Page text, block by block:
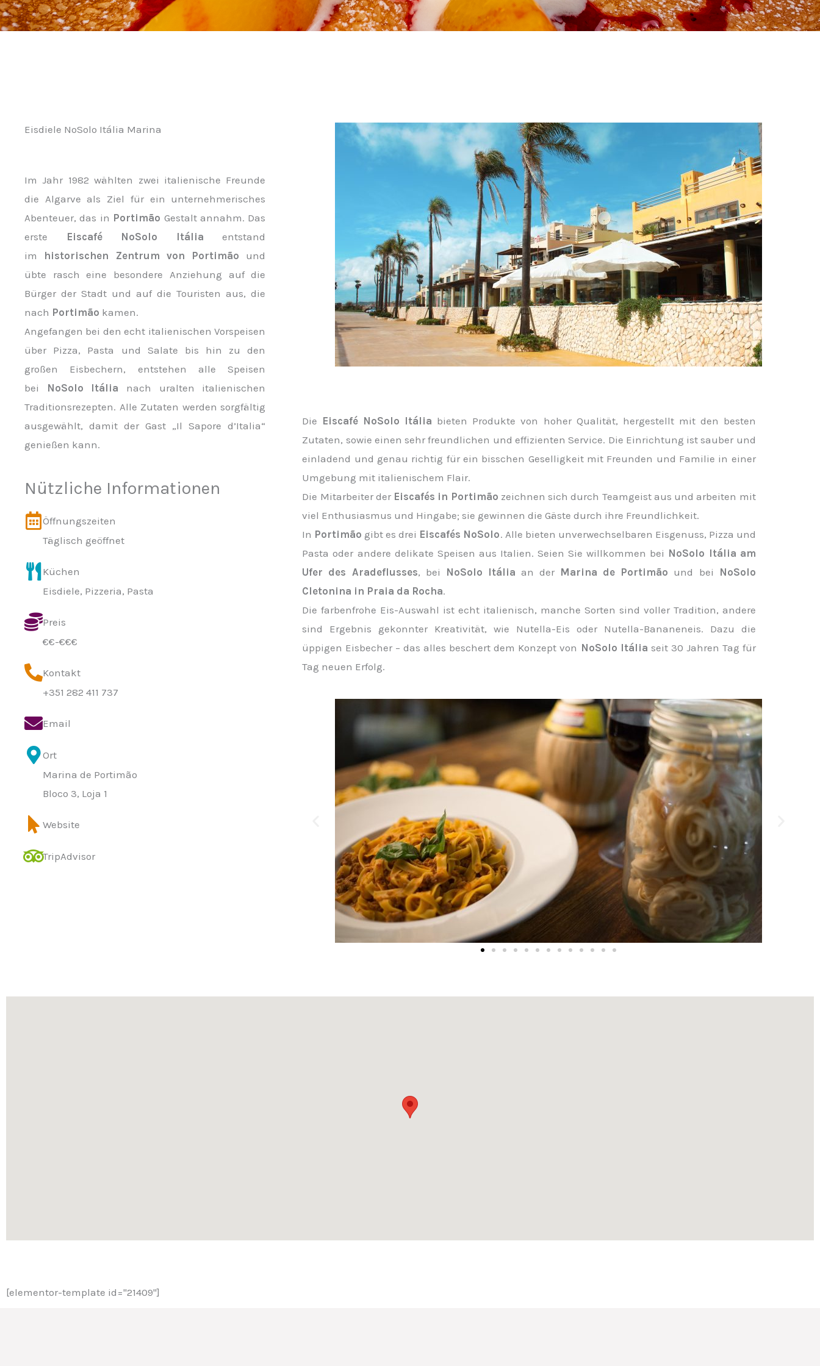
Eisdiele NoSolo Itália Marina
Im Jahr 1982 wählten zwei italienische Freunde
die Algarve als Ziel für ein unternehmerisches
Abenteuer, das in Portimão Gestalt annahm. Das
erste
Eiscafé NoSolo Itália entstand
im historischen Zentrum von Portimão und
übte rasch eine besondere Anziehung auf die
Bürger der Stadt und auf die Touristen aus, die
nach Portimão kamen.
Angefangen bei den echt italienischen Vorspeisen
über Pizza, Pasta und Salate bis hin zu den
großen Eisbechern, entstehen alle Speisen
bei
NoSolo Itália nach uralten italienischen
Traditionsrezepten. Alle Zutaten werden sorgfältig
ausgewählt, damit der Gast „Il Sapore d’Italia“
genießen kann.
Nützliche Informationen
Öffnungszeiten
Täglisch geöffnet
Küchen
Eisdiele, Pizzeria, Pasta
Preis
€€-€€€
Kontakt
+351 282 411 737
Email
Ort
Marina de Portimão
Bloco 3, Loja 1
Website
TripAdvisor
Die Eiscafé NoSolo Itália bieten Produkte von hoher Qualität, hergestellt mit den besten
Zutaten, sowie einen sehr freundlichen und effizienten Service. Die Einrichtung ist sauber und
einladend und genau richtig für ein bisschen Geselligkeit mit Freunden und Familie in einer
Umgebung mit italienischem Flair.
Die Mitarbeiter der Eiscafés in Portimão zeichnen sich durch Teamgeist aus und arbeiten mit
viel Enthusiasmus und Hingabe; sie gewinnen die Gäste durch ihre Freundlichkeit.
In Portimão gibt es drei Eiscafés NoSolo. Alle bieten unverwechselbaren Eisgenuss, Pizza und
Pasta oder andere delikate Speisen aus Italien. Seien Sie willkommen bei NoSolo Itália am
Ufer des Aradeflusses, bei NoSolo Itália an der Marina de Portimão und bei
NoSolo
Cletonina in Praia da Rocha.
Die farbenfrohe Eis-Auswahl ist echt italienisch, manche Sorten sind voller Tradition, andere
sind Ergebnis gekonnter Kreativität, wie Nutella-Eis oder Nutella-Bananeneis. Dazu die
üppigen Eisbecher – das alles beschert dem Konzept von NoSolo Itália seit 30 Jahren Tag für
Tag neuen Erfolg.
[elementor-template id="21409"]